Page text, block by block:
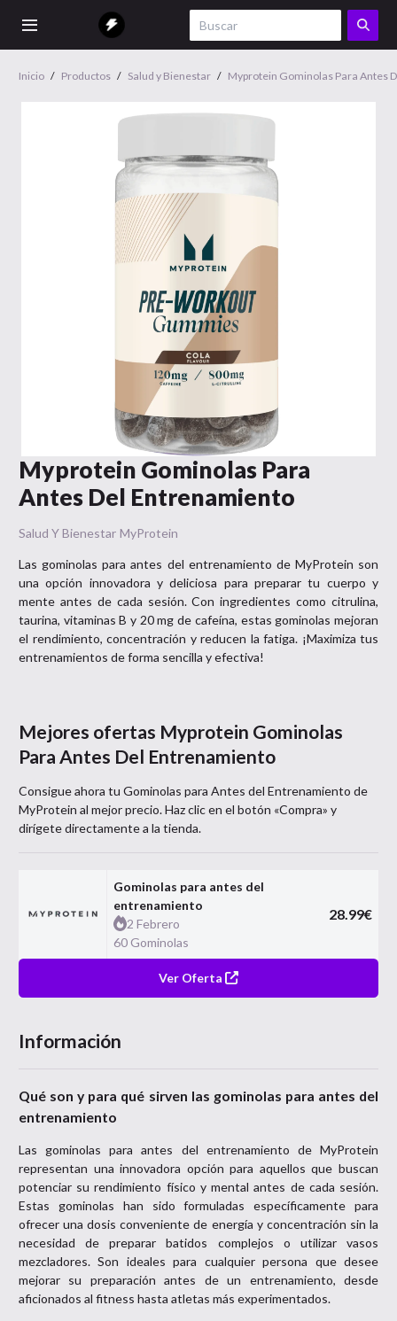
Inicio / Productos / Salud y Bienestar / Myprotein Gominolas Para Antes
Myprotein Gominolas Para
Antes Del Entrenamiento
Salud Y Bienestar MyProtein
Las gominolas para antes del entrenamiento de MyProtein son
una opción innovadora y deliciosa para preparar tu cuerpo y
mente antes de cada sesión. Con ingredientes como citrulina,
taurina, vitaminas B y 20 mg de cafeína, estas gominolas mejoran
el rendimiento, concentración y reducen la fatiga. ¡Maximiza tus
entrenamientos de forma sencilla y efectiva!
Mejores ofertas Myprotein Gominolas
Para Antes Del Entrenamiento
Consigue ahora tu Gominolas para Antes del Entrenamiento de
MyProtein al mejor precio. Haz clic en el botón «Compra» y
dirígete directamente a la tienda.
Gominolas para antes del
entrenamiento
2 Febrero
60 Gominolas
28.99€
Ver Oferta
Información
Qué son y para qué sirven las gominolas para antes del
entrenamiento
Las gominolas para antes del entrenamiento de MyProtein
representan una innovadora opción para aquellos que buscan
potenciar su rendimiento físico y mental antes de cada sesión.
Estas gominolas han sido formuladas específicamente para
ofrecer una dosis conveniente de energía y concentración sin la
necesidad de preparar batidos complejos o utilizar vasos
mezcladores. Son ideales para cualquier persona que desee
mejorar su preparación antes de un entrenamiento, desde
aficionados al fitness hasta atletas más experimentados.